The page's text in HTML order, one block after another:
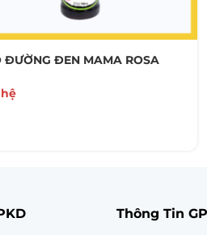
ĐƯỜNG ĐEN MAMA ROSA
Thông Tin